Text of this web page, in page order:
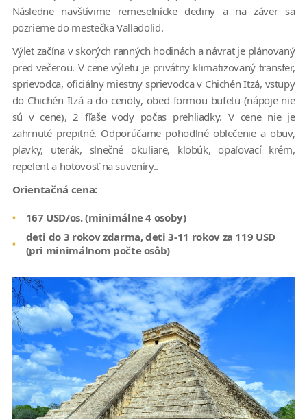
Následne navštívime remeselnícke dediny a na záver sa
pozrieme do mestečka Valladolid.
Výlet začína v skorých ranných hodinách a návrat je plánovaný
pred večerou. V cene výletu je privátny klimatizovaný transfer,
sprievodca, oficiálny miestny sprievodca v Chichén Itzá, vstupy
do Chichén Itzá a do cenoty, obed formou bufetu (nápoje nie
sú v cene), 2 fľaše vody počas prehliadky. V cene nie je
zahrnuté prepitné. Odporúčame pohodlné oblečenie a obuv,
plavky, uterák, slnečné okuliare, klobúk, opaľovací krém,
repelent a hotovosť na suveníry..
Orientačná cena:
167 USD/os. (minimálne 4 osoby)
deti do 3 rokov zdarma, deti 3-11 rokov za 119 USD
(pri minimálnom počte osôb)